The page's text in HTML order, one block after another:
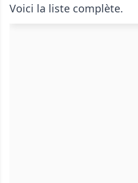
Voici la liste complète.